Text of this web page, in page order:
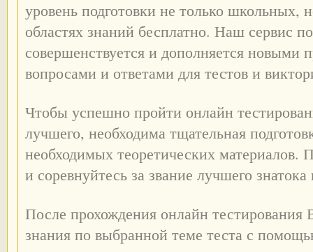
уровень подготовки не только школьных,
областях знаний бесплатно. Наш сервис
совершенствуется и дополняется
вопросами и ответами для тестов и
Чтобы успешно пройти онлайн
лучшего, необходима тщательная
необходимых теоретических материалов.
и соревнуйтесь за звание лучшего
После прохождения онлайн тестирования
знания по выбранной теме теста с